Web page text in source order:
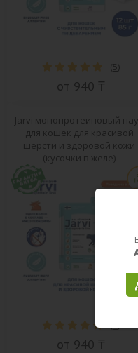
(5)
от 940 ₸
Jarvi монопротеиновый
для кошек для красивой
шерсти и здоровой кожи
(кусочки в желе)
от 940 ₸